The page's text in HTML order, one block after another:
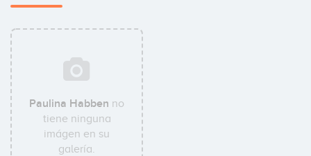
Paulina Habben no
tiene ninguna
imágen en su
galería.